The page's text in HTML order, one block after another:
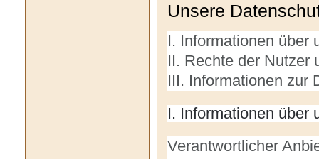
Unsere
I. Informationen über
II. Rechte der Nutzer
III. Informationen zur
I. Informationen über
Verantwortlicher